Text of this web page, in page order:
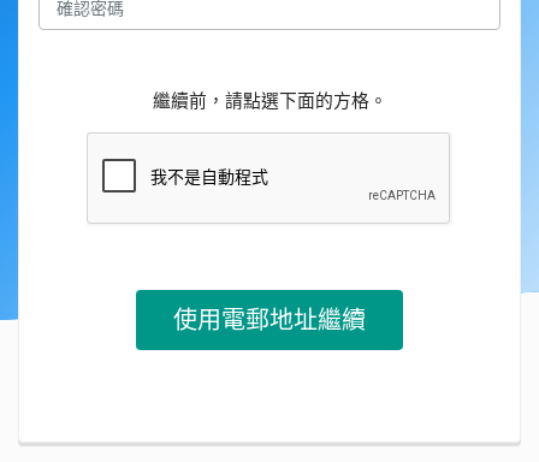
繼續前，請點選下面的方格。